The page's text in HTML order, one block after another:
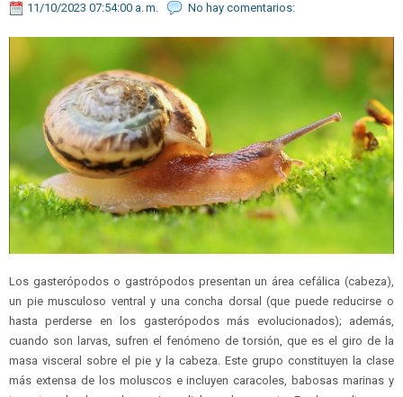
11/10/2023 07:54:00 a. m. No hay comentarios:
Los gasterópodos o gastrópodos presentan un área cefálica (cabeza),
un pie musculoso ventral y una concha dorsal (que puede reducirse o
hasta perderse en los gasterópodos más evolucionados); además,
cuando son larvas, sufren el fenómeno de torsión, que es el giro de la
masa visceral sobre el pie y la cabeza. Este grupo constituyen la clase
más extensa de los moluscos e incluyen caracoles, babosas marinas y